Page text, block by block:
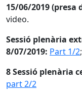
15/06/2019 (presa
video.
Sessió plenària
8/07/2019: Part 1/2;
8 Sessió plenària
part 2/2